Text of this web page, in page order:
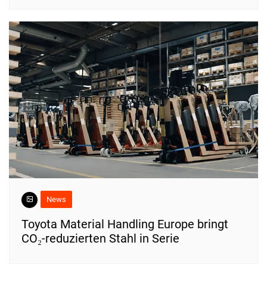
News
Toyota Material Handling Europe bringt
CO₂-reduzierten Stahl in Serie